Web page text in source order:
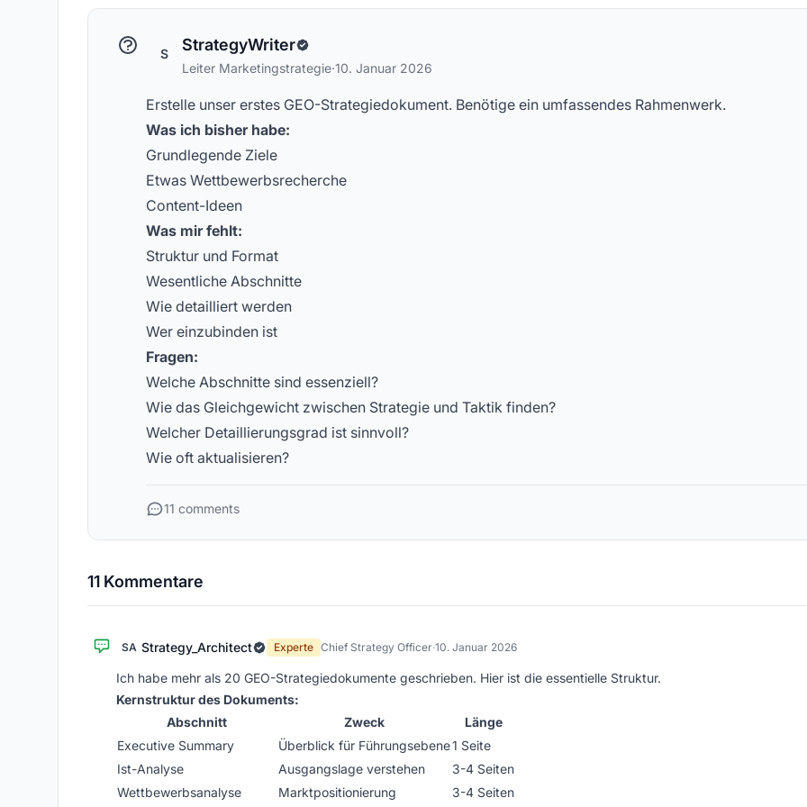
S StrategyWriter
Leiter Marketingstrategie·10. Januar 2026
Erstelle unser erstes GEO-Strategiedokument. Benötige ein umfassendes Rahmenwerk.
Was ich bisher habe:
Grundlegende Ziele
Etwas Wettbewerbsrecherche
Content-Ideen
Was mir fehlt:
Struktur und Format
Wesentliche Abschnitte
Wie detailliert werden
Wer einzubinden ist
Fragen:
Welche Abschnitte sind essenziell?
Wie das Gleichgewicht zwischen Strategie und Taktik finden?
Welcher Detaillierungsgrad ist sinnvoll?
Wie oft aktualisieren?
11 comments
11 Kommentare
SA Strategy_Architect Experte Chief Strategy Officer·10. Januar 2026
Ich habe mehr als 20 GEO-Strategiedokumente geschrieben. Hier ist die essentielle Struktur.
Kernstruktur des Dokuments:
Abschnitt
Zweck
Länge
Executive Summary
Überblick für Führungsebene1 Seite
Ist-Analyse
Ausgangslage verstehen
3-4 Seiten
Wettbewerbsanalyse
Marktpositionierung
3-4 Seiten